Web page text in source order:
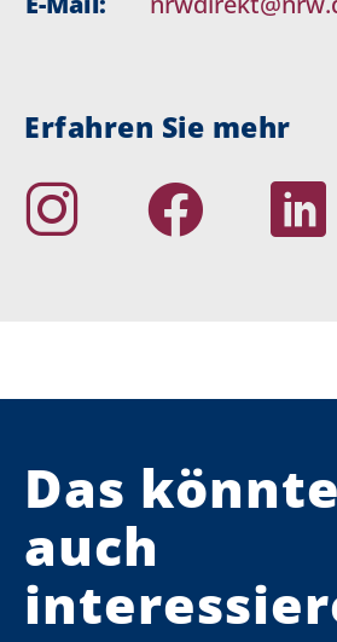
Erfahren Sie mehr
Das
auch